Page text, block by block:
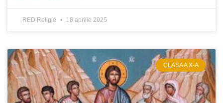
RED Religie 18 aprilie 2025
CLASA A X-A